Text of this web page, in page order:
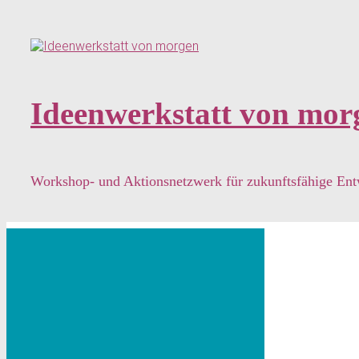
springen
Ideenwerkstatt von
Workshop- und Aktionsnetzwerk für zukunftsfähige